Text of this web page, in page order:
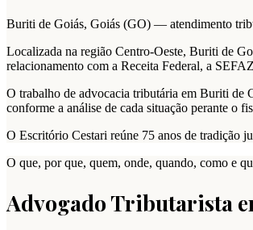
Buriti de Goiás, Goiás (GO) — atendimento
Localizada na região Centro-Oeste, Buriti de
relacionamento com a Receita Federal, a
O trabalho de advocacia tributária em Buriti de
conforme a análise de cada situação perante o
O Escritório Cestari reúne 75 anos de tradição
O que, por que, quem, onde, quando, como e
Advogado Tributarista